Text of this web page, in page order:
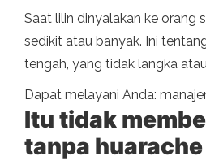
Saat lilin dinyalakan ke orang
sedikit atau banyak. Ini
tengah, yang tidak langka
Dapat melayani Anda:
Itu tidak
tanpa huarache